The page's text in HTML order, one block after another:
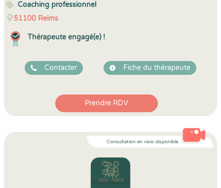
Coaching professionnel
51100 Reims
Thérapeute engagé(e) !
Contacter Fiche du thérapeute
Prendre RDV
Consultation en visio disponible